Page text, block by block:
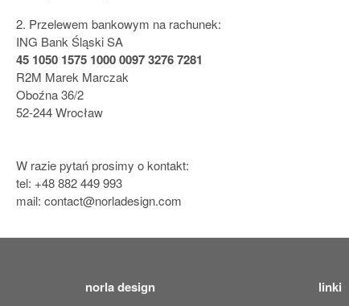
2. Przelewem bankowym na rachunek:
ING Bank Śląski SA
45 1050 1575 1000 0097 3276 7281
R2M Marek Marczak
Oboźna 36/2
52-244 Wrocław
W razie pytań prosimy o kontakt:
tel: +48 882 449 993
mail: contact@norladesign.com
norla design linki